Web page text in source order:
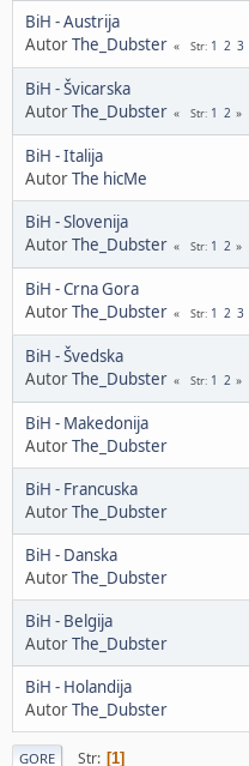
BiH - Austrija
AutorThe_Dubster Str 1 2 3
BiH - Švicarska
AutorThe_Dubster Str 1 2
BiH - Italija
AutorThe hicMe
BiH - Slovenija
AutorThe_Dubster Str 1 2
BiH - Crna Gora
AutorThe_Dubster Str 1 2 3
BiH - Švedska
AutorThe_Dubster Str 1 2
BiH - Makedonija
AutorThe_Dubster
BiH - Francuska
AutorThe_Dubster
BiH - Danska
AutorThe_Dubster
BiH - Belgija
AutorThe_Dubster
BiH - Holandija
AutorThe_Dubster
GORE Str 1